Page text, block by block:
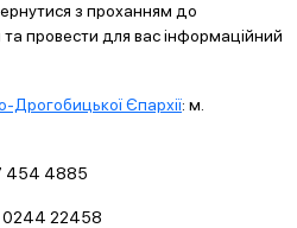
з проханням до
та провести для вас інформаційний
Дрогобицької Єпархії: м.
454 4885
0244 22458